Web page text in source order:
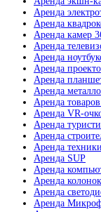
Аренда
Аренда
Аренда камер
Аренда
Аренда
Аренда
Аренда
Аренда
Аренда
Аренда VR-
Аренда
Аренда
Аренда
Аренда SUP
Аренда
Аренда колонок
Аренда
Аренда